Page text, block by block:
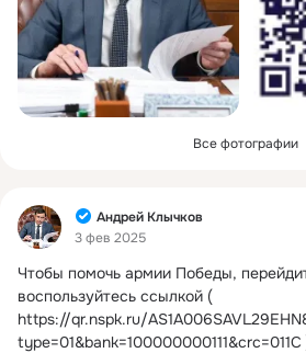
Все фотографии
Фид
Андрей Клычков
3 фев 2025
Чтобы помочь армии Победы,
воспользуйтесь ссылкой (
https://qr.nspk.ru/